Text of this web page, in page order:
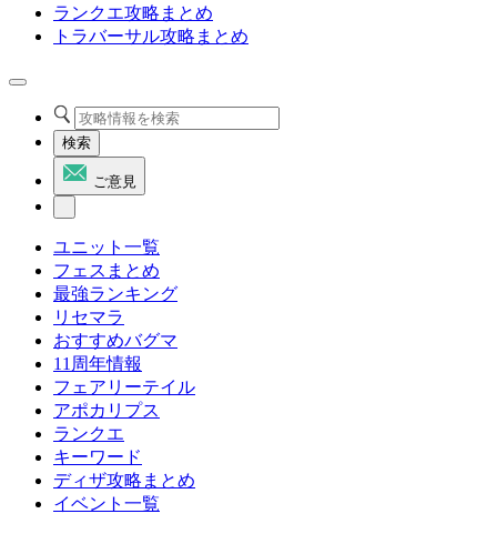
ランクエ攻略まとめ
トラバーサル攻略まとめ
検索
ご意見
ユニット一覧
フェスまとめ
最強ランキング
リセマラ
おすすめバグマ
11周年情報
フェアリーテイル
アポカリプス
ランクエ
キーワード
ディザ攻略まとめ
イベント一覧